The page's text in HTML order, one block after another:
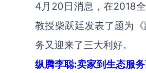
4月20日消息，在2018
教授柴跃廷发表了题为
务又迎来了三大利好。
纵腾李聪:卖家到生态服